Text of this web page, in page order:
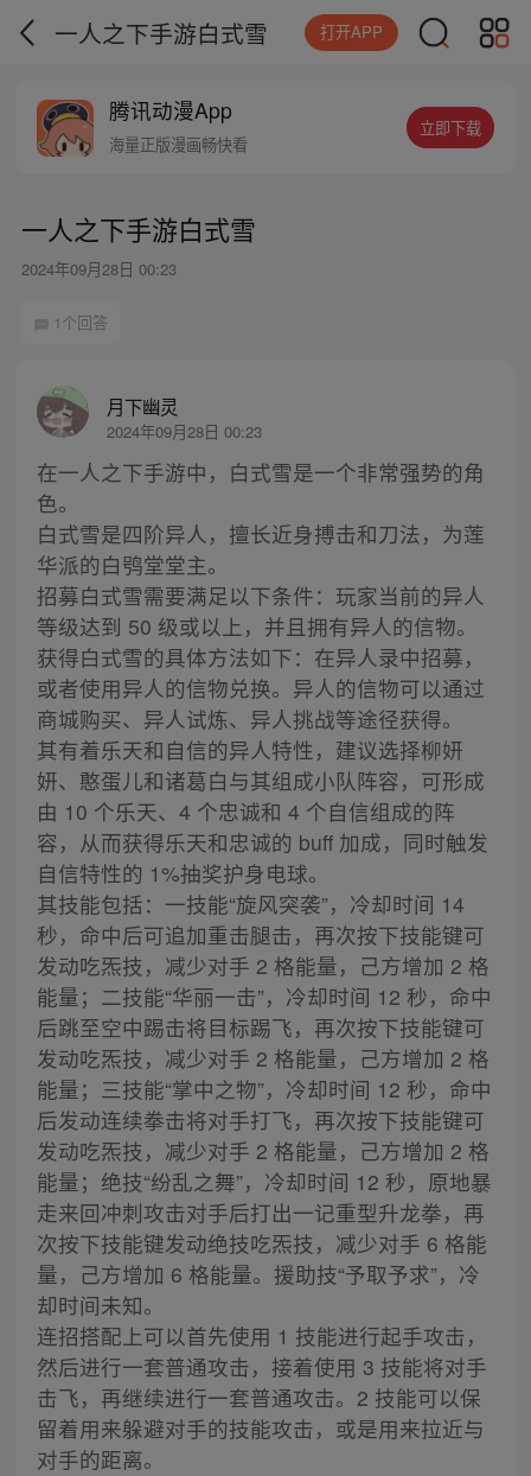
一人之下手游白式雪 打开APP
腾讯动漫App
海量正版漫画畅快看
立即下载
一人之下手游白式雪
2024年09月28日 00:23
1个回答
月下幽灵
2024年09月28日 00:23
在一人之下手游中，白式雪是一个非常强势的角
色。
白式雪是四阶异人，擅长近身搏击和刀法，为莲
华派的白鸮堂堂主。
招募白式雪需要满足以下条件：玩家当前的异人
等级达到 50 级或以上，并且拥有异人的信物。
获得白式雪的具体方法如下：在异人录中招募，
或者使用异人的信物兑换。异人的信物可以通过
商城购买、异人试炼、异人挑战等途径获得。
其有着乐天和自信的异人特性，建议选择柳妍
妍、憨蛋儿和诸葛白与其组成小队阵容，可形成
由 10 个乐天、4 个忠诚和 4 个自信组成的阵
容，从而获得乐天和忠诚的 buff 加成，同时触发
自信特性的 1%抽奖护身电球。
其技能包括：一技能“旋风突袭”，冷却时间 14
秒，命中后可追加重击腿击，再次按下技能键可
发动吃炁技，减少对手 2 格能量，己方增加 2 格
能量；二技能“华丽一击”，冷却时间 12 秒，命中
后跳至空中踢击将目标踢飞，再次按下技能键可
发动吃炁技，减少对手 2 格能量，己方增加 2 格
能量；三技能“掌中之物”，冷却时间 12 秒，命中
后发动连续拳击将对手打飞，再次按下技能键可
发动吃炁技，减少对手 2 格能量，己方增加 2 格
能量；绝技“纷乱之舞”，冷却时间 12 秒，原地暴
走来回冲刺攻击对手后打出一记重型升龙拳，再
次按下技能键发动绝技吃炁技，减少对手 6 格能
量，己方增加 6 格能量。援助技“予取予求”，冷
却时间未知。
连招搭配上可以首先使用 1 技能进行起手攻击，
然后进行一套普通攻击，接着使用 3 技能将对手
击飞，再继续进行一套普通攻击。2 技能可以保
留着用来躲避对手的技能攻击，或是用来拉近与
对手的距离。